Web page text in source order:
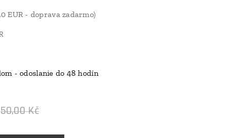
EUR - doprava zadarmo)
- odoslanie do 48 hodín
50,00Kč